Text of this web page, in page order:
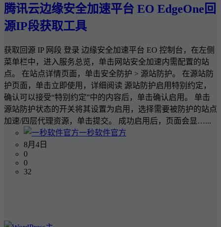
腾讯云边缘安全加速平台 EO EdgeOne回
源IP段获取工具
获取回源 IP 网段 登录 边缘安全加速平台 EO 控制台，在左侧
菜单栏中，进入服务总览，单击网站安全加速内需配置的站
点。 在站点详情页面，单击安全防护 > 源站防护。 在源站防
护页面，单击立即使用，详细阅读 源站防护启用特别约定，
确认可以接受“特别约定”中的内容后，单击确认启用。 单击
源站防护状态的开关将其设置为启用，选择需要被防护的站点
加速/四层代理资源，单击提交。 成功启用后，页面会显…...
一秒软件官方
8月4日
0
0
32